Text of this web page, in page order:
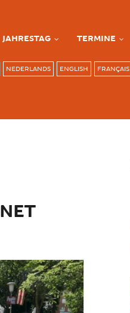
JAHRESTAG TERMINE
NEDERLANDS ENGLISH FRANÇAIS